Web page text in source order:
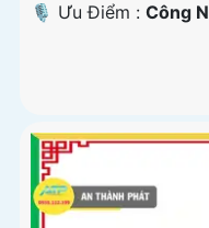
️🎙 Ưu Điểm : Công